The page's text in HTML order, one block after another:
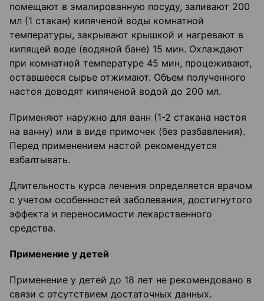
помещают в эмали­рованную посуду, заливают 200
мл (1 стакан) кипяченой воды комнатной
температуры, закры­вают крышкой и нагревают в
кипящей воде (водяной бане) 15 мин. Охлаждают
при комнатной температуре 45 мин, процеживают,
оставшееся сырье отжимают. Объем полученного
настоя доводят кипяченой водой до 200 мл.
Применяют наружно для ванн (1-2 стакана настоя
на ванну) или в виде примочек (без разбавле­ния).
Перед применением настой рекомендуется
взбалтывать.
Длительность курса лечения определяется врачом
с учетом особенностей заболевания, достиг­нутого
эффекта и переносимости лекарственного
средства.
Применение у детей
Применение у детей до 18 лет не рекомендовано в
связи с отсутствием достаточных данных.